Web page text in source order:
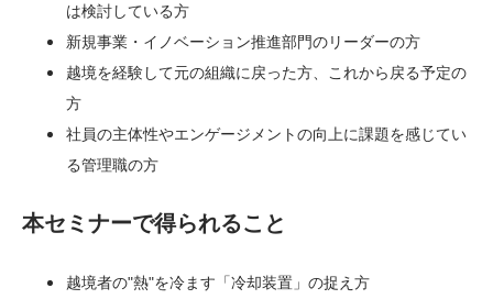
は検討している方
新規事業・イノベーション推進部門のリーダーの方
越境を経験して元の組織に戻った方、これから戻る予定の
方
社員の主体性やエンゲージメントの向上に課題を感じてい
る管理職の方
本セミナーで得られること
越境者の"熱"を冷ます「冷却装置」の捉え方